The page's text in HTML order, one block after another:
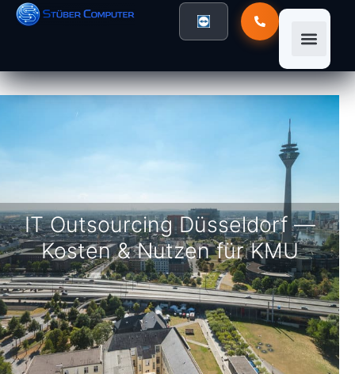
IT Outsourcing Düsseldorf —
Kosten & Nutzen für KMU